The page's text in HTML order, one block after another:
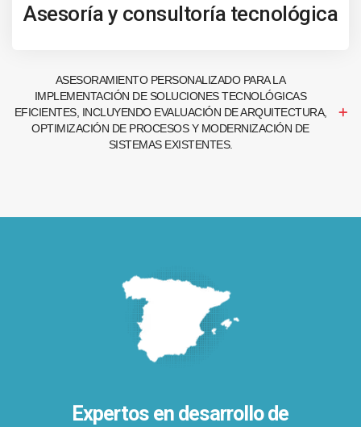
Asesoría y consultoría tecnológica
ASESORAMIENTO PERSONALIZADO PARA LA
IMPLEMENTACIÓN DE SOLUCIONES TECNOLÓGICAS
EFICIENTES, INCLUYENDO EVALUACIÓN DE ARQUITECTURA,
OPTIMIZACIÓN DE PROCESOS Y MODERNIZACIÓN DE
SISTEMAS EXISTENTES.
Expertos en desarrollo de